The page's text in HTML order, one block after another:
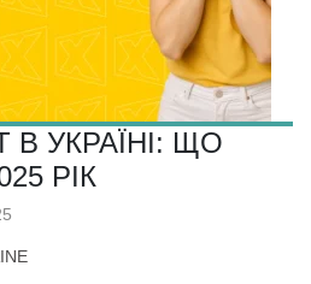
В УКРАЇНІ: ЩО
РІК